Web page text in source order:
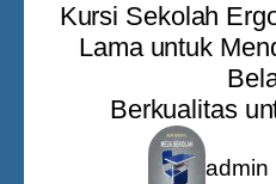
Kursi Sekolah
Lama untuk
Berkualitas
admin